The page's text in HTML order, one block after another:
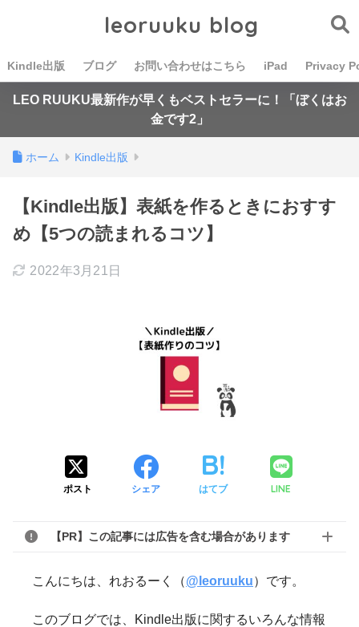
leoruuku blog
Kindle出版 ブログ お問い合わせはこちら iPad Privacy
LEO RUUKU最新作が早くもベストセラーに！「ぼくはお
金です2」
ホーム Kindle出版
【Kindle出版】表紙を作るときにおすす
め【5つの読まれるコツ】
2022年3月21日
ポスト シェア はてブ LINE
【PR】この記事には広告を含む場合があります
こんにちは、れおるーく（@leoruuku）です。
このブログでは、Kindle出版に関するいろんな情報